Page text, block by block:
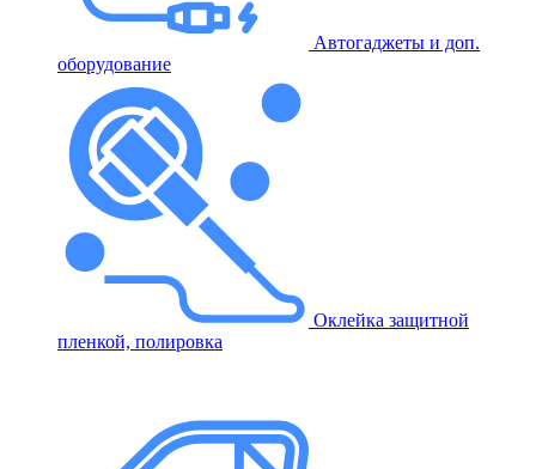
Автогаджеты и доп.
оборудование
Оклейка защитной
пленкой, полировка